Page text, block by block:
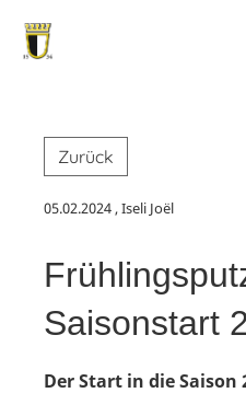
Zurück
05.02.2024, Iseli Joël
Saisonstart
Der Start in die